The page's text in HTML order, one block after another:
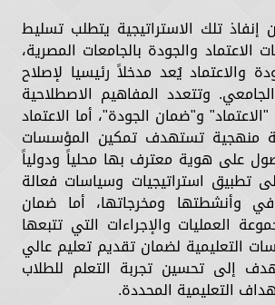
تلك الاستراتيجية يتطلب تسليط
والجودة بالجامعات المصرية،
والاعتماد يُعد مدخلاً رئيسيا لإصلاح
وتتعدد المفاهيم الاصطلاحية
و"ضمان الجودة"، أما الاعتماد
منهجية تستهدف تمكين المؤسسات
على هوية معترف بها محلياً ودولياً
تطبيق استراتيجيات وسياسات فعالة
وأنشطتها ومخرجاتها، أما ضمان
العمليات والإجراءات التي تتبعها
التعليمية لضمان تقديم تعليم عالي
إلى تحسين تجربة التعلم للطلاب
التعليمية المحددة.